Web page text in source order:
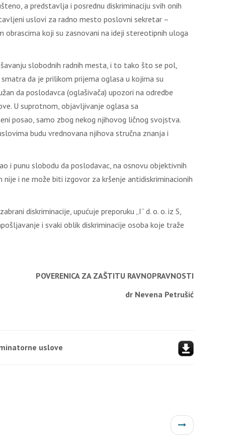
a predstavlja i posrednu diskriminaciju svih onih
uslovi za radno mesto poslovni sekretar –
koji su zasnovani na ideji stereotipnih uloga
slobodnih radnih mesta, i to tako što se pol,
da je prilikom prijema oglasa u kojima su
da poslodavca (oglašivača) upozori na odredbe
U suprotnom, objavljivanje oglasa sa
posao, samo zbog nekog njihovog ličnog svojstva.
budu vrednovana njihova stručna znanja i
i punu slobodu da poslodavac, na osnovu objektivnih
i ne može biti izgovor za kršenje antidiskriminacionih
diskriminacije, upućuje preporuku „I” d. o. o. iz S,
i svaki oblik diskriminacije osoba koje traže
POVERENICA ZA ZAŠTITU RAVNOPRAVNOSTI
dr Nevena Petrušić
uslove